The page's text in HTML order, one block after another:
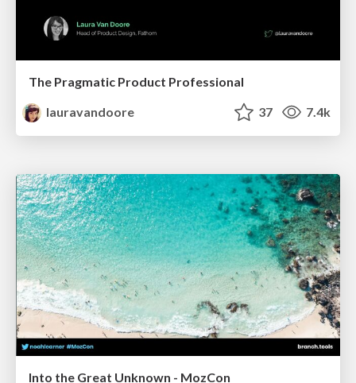
The Pragmatic Product Professional
lauravandoore
37 7.4k
Into the Great Unknown - MozCon